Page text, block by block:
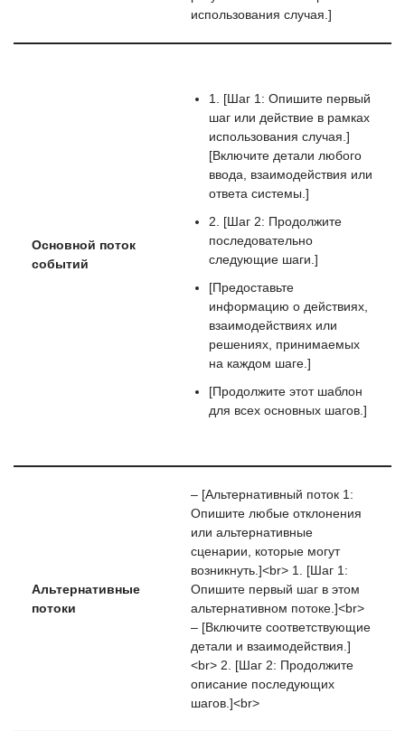
использования случая.]
Основной поток
событий
1. [Шаг 1: Опишите первый
шаг или действие в рамках
использования случая.]
[Включите детали любого
ввода, взаимодействия или
ответа системы.]
2. [Шаг 2: Продолжите
последовательно
следующие шаги.]
[Предоставьте
информацию о действиях,
взаимодействиях или
решениях, принимаемых
на каждом шаге.]
[Продолжите этот шаблон
для всех основных шагов.]
Альтернативные
потоки
– [Альтернативный поток 1:
Опишите любые отклонения
или альтернативные
сценарии, которые могут
возникнуть.]<br> 1. [Шаг 1:
Опишите первый шаг в этом
альтернативном потоке.]<br>
– [Включите соответствующие
детали и взаимодействия.]
<br> 2. [Шаг 2: Продолжите
описание последующих
шагов.]<br>